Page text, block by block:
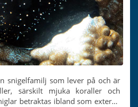
snigelfamilj som lever på och är
särskilt mjuka koraller och
betraktas ibland som externa